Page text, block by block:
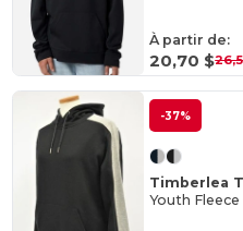
À partir de:
20,70 $
-37%
Timberlea
Youth